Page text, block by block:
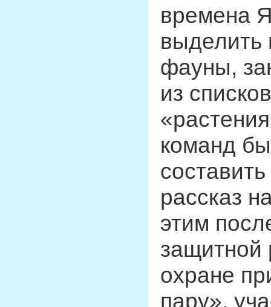
времена
выделить
фауны,
из
команд
рассказ
этим
защитной
охране
пару»,